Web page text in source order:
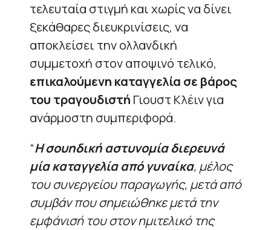
τελευταία στιγμή και χωρίς να δίνει
ξεκάθαρες διευκρινίσεις, να
αποκλείσει την ολλανδική
συμμετοχή στον αποψινό τελικό,
επικαλούμενη καταγγελία σε βάρος
του τραγουδιστή Γιουστ Κλέιν για
ανάρμοστη συμπεριφορά.
“Η σουηδική αστυνομία διερευνά
μία καταγγελία από γυναίκα, μέλος
του συνεργείου παραγωγής, μετά από
συμβάν που σημειώθηκε μετά την
εμφάνισή του στον ημιτελικό της